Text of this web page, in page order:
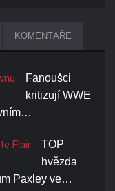
KOMENTÁŘE
Fanoušci
kritizují WWE
TOP
hvězda
Paxley ve…